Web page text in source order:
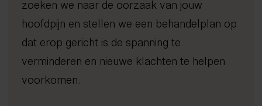
4D Rugscan
Focussed shockwave therapie
Manipulatie
Spierontspannende technieken
NESA therapie
Zuurstoftraining (IHHT)
Gezond oud worden
Peak Performance
Reintegratie & Werkvitaliteit
FAQ
Vacatures
Veghel
Nuenen
Gemert-Bakel
Nieuws en blogs
Wetenschappelijke artikelen
Podcast
Expertisecentrum
Tarieven
Contact
Afspraak maken
hoofdpijn en stellen we een behandelplan op
dat erop gericht is de spanning te
verminderen en nieuwe klachten te helpen
voorkomen.